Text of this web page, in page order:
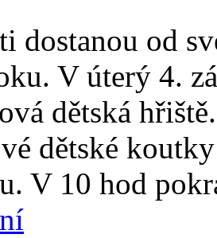
dostanou od
V úterý 4.
dětská
dětské
V 10 hod